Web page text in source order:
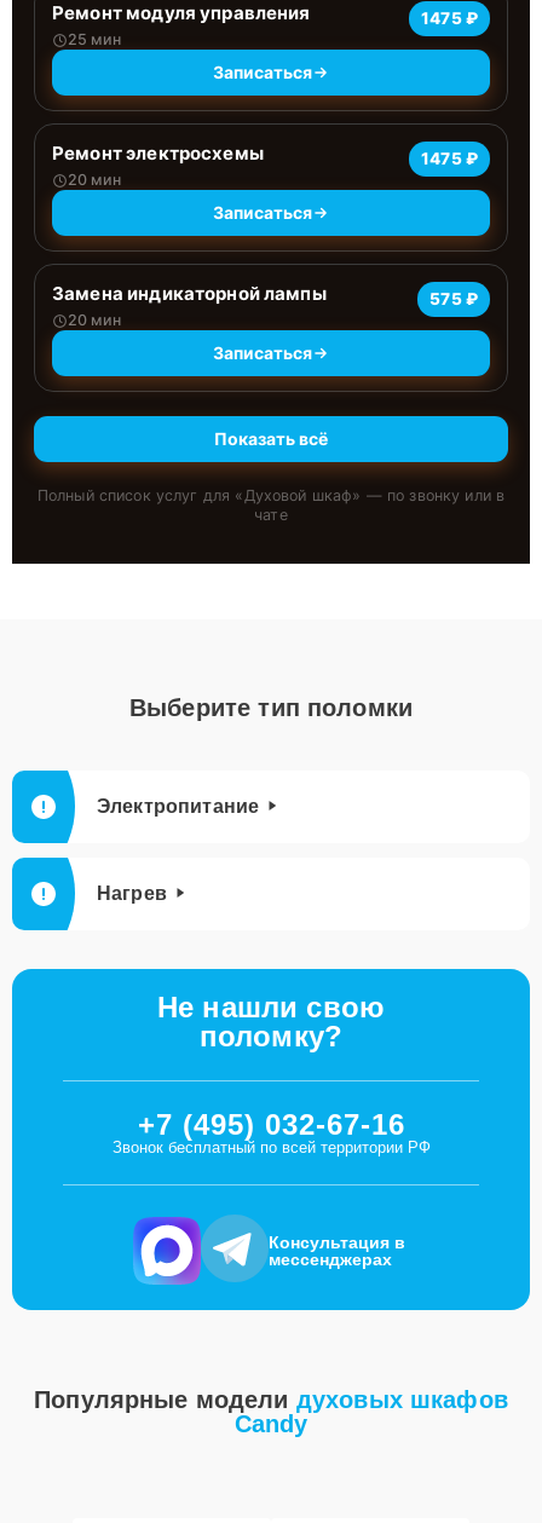
Ремонт модуля управления
25 мин
1475 ₽
Записаться
Ремонт электросхемы
20 мин
1475 ₽
Записаться
Замена индикаторной лампы
20 мин
575 ₽
Записаться
Показать всё
Полный список услуг для «Духовой шкаф» — по звонку или в
чате
Выберите тип поломки
Электропитание
Нагрев
Не нашли свою
поломку?
+7 (495) 032-67-16
Звонок бесплатный по всей территории РФ
Консультация в
мессенджерах
Популярные модели духовых шкафов
Candy